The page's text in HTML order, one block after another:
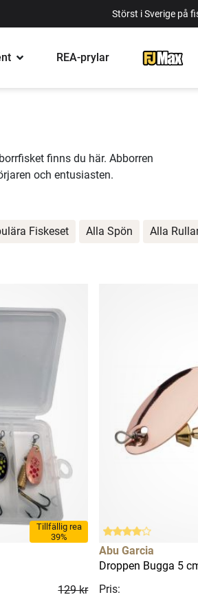
Störst i Sverige på
REA-prylar
finns du här. Abborren
och entusiasten.
Tillfällig rea
39%
129 kr
Abu Garcia
Droppen Bugga 5
Pris:
Fiskeset Alla Spön Alla